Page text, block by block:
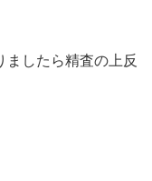
したら精査の上反